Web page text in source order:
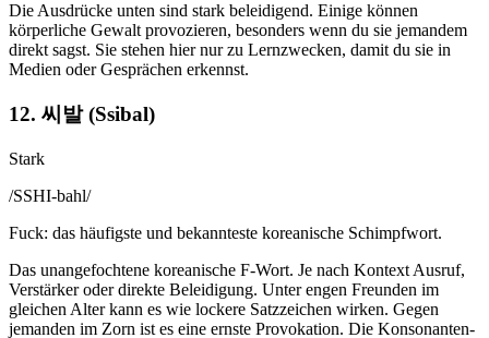
Die Ausdrücke unten sind stark beleidigend. Einige können
körperliche Gewalt provozieren, besonders wenn du sie jemandem
direkt sagst. Sie stehen hier nur zu Lernzwecken, damit du sie in
Medien oder Gesprächen erkennst.
12. 씨발 (Ssibal)
Stark
/SSHI-bahl/
Fuck: das häufigste und bekannteste koreanische Schimpfwort.
Das unangefochtene koreanische F-Wort. Je nach Kontext Ausruf,
Verstärker oder direkte Beleidigung. Unter engen Freunden im
gleichen Alter kann es wie lockere Satzzeichen wirken. Gegen
jemanden im Zorn ist es eine ernste Provokation. Die Konsonanten-